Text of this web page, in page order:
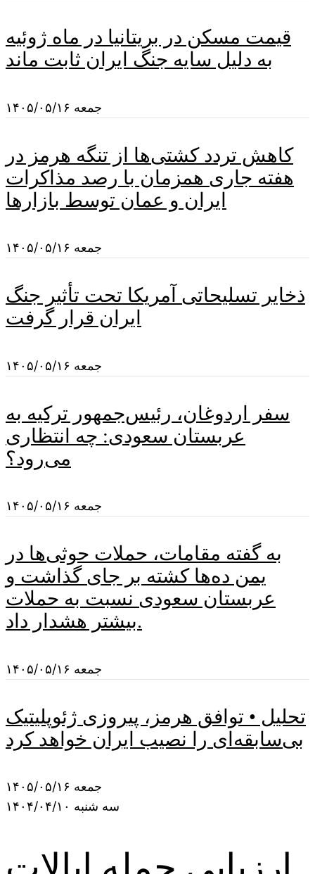
قیمت مسکن در بریتانیا در ماه ژوئیه
به دلیل سایه جنگ ایران ثابت ماند
جمعه ۱۴۰۵/۰۵/۱۶
کاهش تردد کشتی‌ها از تنگه هرمز در
هفته جاری همزمان با رصد مذاکرات
ایران و عمان توسط بازارها
جمعه ۱۴۰۵/۰۵/۱۶
ذخایر تسلیحاتی آمریکا تحت تأثیر جنگ
ایران قرار گرفت
جمعه ۱۴۰۵/۰۵/۱۶
سفر اردوغان، رئیس‌جمهور ترکیه به
عربستان سعودی: چه انتظاری
می‌رود؟
جمعه ۱۴۰۵/۰۵/۱۶
به گفته مقامات، حملات حوثی‌ها در
یمن ده‌ها کشته بر جای گذاشت و
عربستان سعودی نسبت به حملات
بیشتر هشدار داد.
جمعه ۱۴۰۵/۰۵/۱۶
تحلیل • توافق هرمز، پیروزی ژئوپلیتیک
بی‌سابقه‌ای را نصیب ایران خواهد کرد
جمعه ۱۴۰۵/۰۵/۱۶
سه شنبه ۱۴۰۴/۰۴/۱۰